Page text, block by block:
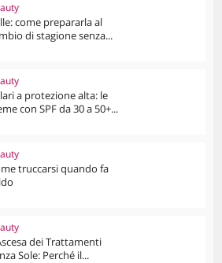
come prepararla al
di stagione senza...
a protezione alta: le
con SPF da 30 a 50+...
truccarsi quando fa
dei Trattamenti
Sole: Perché il...